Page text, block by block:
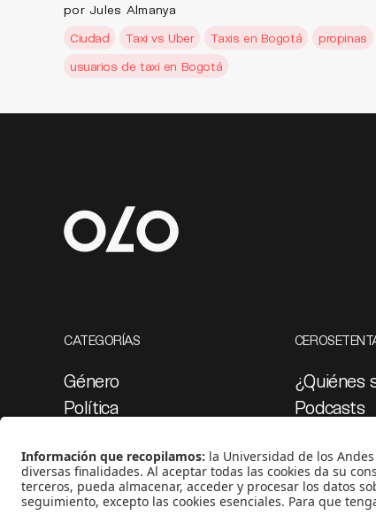
por Jules Almanya
Ciudad
Taxi vs Uber Taxis en Bogotá propinas
usuarios de taxi en Bogotá
CATEGORÍAS
Género
Política
Medio ambiente
Medios y periodismo
¿Quiénes
Podcasts
Proyectos